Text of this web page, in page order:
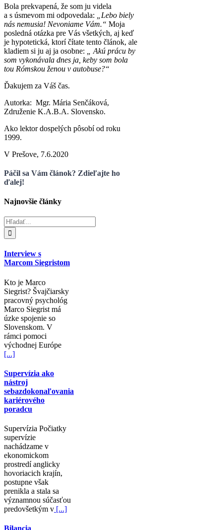
Bola prekvapená, že som ju videla
a s úsmevom mi odpovedala:
„Lebo biely
nás nemusia! Nevoniame Vám.“ Moja
posledná otázka pre Vás všetkých, aj keď
je hypotetická, ktorí čítate tento článok, ale
kladiem si ju aj ja osobne:
„ Akú prácu by
som vykonávala dnes ja, keby som bola
tou Rómskou ženou v autobuse?“
Ďakujem za Váš čas.
Autorka: Mgr. Mária Senčáková,
Združenie K.A.B.A. Slovensko.
Ako lektor dospelých pôsobí od roku
1999.
V Prešove, 7.6.2020
Páčil sa Vám článok? Zdieľajte ho
ďalej!
Najnovšie články
Hľadať:
Interview s
Marcom Siegristom
Kto je Marco
Siegrist? Švajčiarsky
pracovný psychológ
Marco Siegrist má
úzke spojenie so
Slovenskom. V
rámci pomoci
východnej Európe
[...]
Supervízia ako
nástroj
sebazdokonaľovania
kariérového
poradcu
Supervízia Počiatky
supervízie
nachádzame v
ekonomickom
prostredí anglicky
hovoriacich krajín,
postupne však
prenikla a stala sa
významnou súčasťou
predovšetkým v [...]